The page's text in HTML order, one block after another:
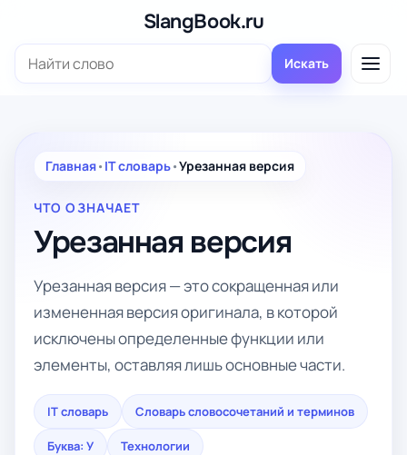
содержимому
SlangBook.ru
Поиск: Искать
Главная• IT словарь•Урезанная версия
ЧТО ОЗНАЧАЕТ
Урезанная версия
Урезанная версия — это сокращенная или
измененная версия оригинала, в которой
исключены определенные функции или
элементы, оставляя лишь основные части.
IT словарь Словарь словосочетаний и терминов
Буква: У Технологии